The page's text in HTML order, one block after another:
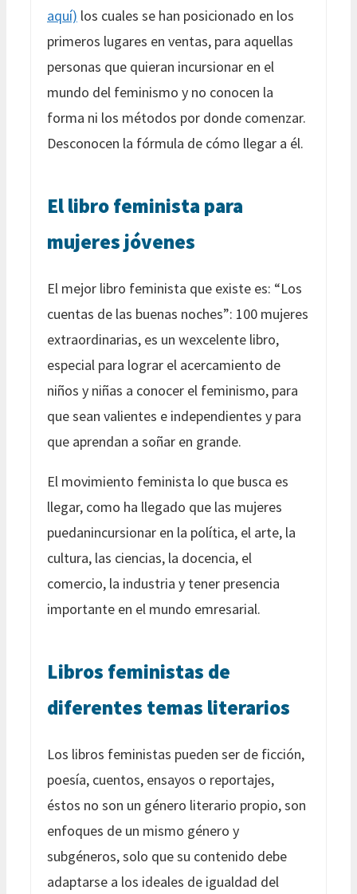
aquí) los cuales se han posicionado en los
primeros lugares en ventas, para aquellas
personas que quieran incursionar en el
mundo del feminismo y no conocen la
forma ni los métodos por donde comenzar.
Desconocen la fórmula de cómo llegar a él.
El libro feminista para
mujeres jóvenes
El mejor libro feminista que existe es: “Los
cuentas de las buenas noches”: 100 mujeres
extraordinarias, es un wexcelente libro,
especial para lograr el acercamiento de
niños y niñas a conocer el feminismo, para
que sean valientes e independientes y para
que aprendan a soñar en grande.
El movimiento feminista lo que busca es
llegar, como ha llegado que las mujeres
puedanincursionar en la política, el arte, la
cultura, las ciencias, la docencia, el
comercio, la industria y tener presencia
importante en el mundo emresarial.
Libros feministas de
diferentes temas literarios
Los libros feministas pueden ser de ficción,
poesía, cuentos, ensayos o reportajes,
éstos no son un género literario propio, son
enfoques de un mismo género y
subgéneros, solo que su contenido debe
adaptarse a los ideales de igualdad del